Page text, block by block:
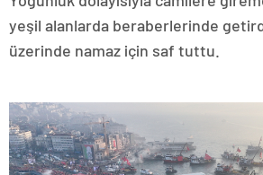
yeşil alanlarda beraberlerinde
üzerinde namaz için saf tuttu.